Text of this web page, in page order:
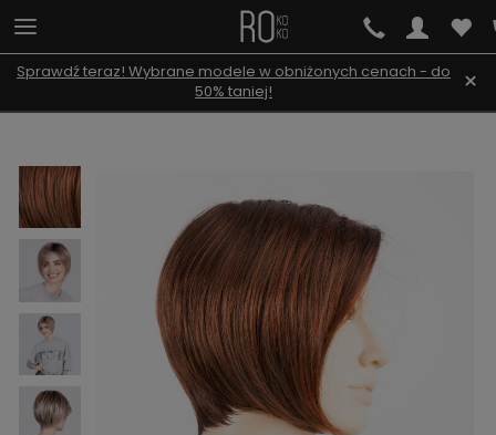
Sprawdź teraz! Wybrane modele w obniżonych cenach - do
50% taniej!
×